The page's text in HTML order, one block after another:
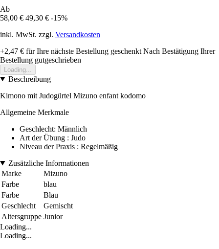
Ab
58,00 € 49,30 € -15%
inkl. MwSt. zzgl. Versandkosten
+2,47 € für Ihre nächste Bestellung geschenkt Nach Bestätigung Ihrer
Bestellung gutgeschrieben
Loading...
Beschreibung
Kimono mit Judogürtel Mizuno enfant kodomo
Allgemeine Merkmale
Geschlecht: Männlich
Art der Übung : Judo
Niveau der Praxis : Regelmäßig
Zusätzliche Informationen
Marke
Mizuno
Farbe
blau
Farbe
Blau
Geschlecht
Gemischt
Altersgruppe Junior
Loading...
Loading...